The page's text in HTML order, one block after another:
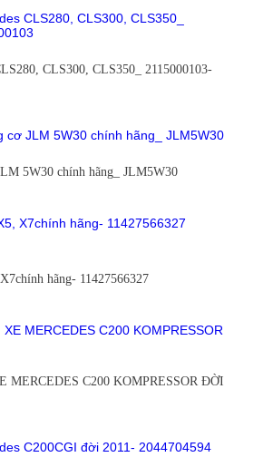
CLS300, CLS350_ 2115000103-
5W30 chính hãng_ JLM5W30
hãng- 11427566327
C200 KOMPRESSOR ĐỜI